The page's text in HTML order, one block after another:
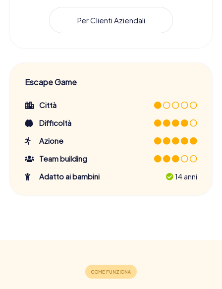
Per Clienti Aziendali
Escape Game
Città
Difficoltà
Azione
Team building
Adatto ai bambini
14 anni